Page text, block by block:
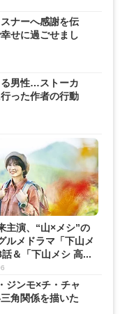
ナーへ感謝を伝
せに過ごせまし
男性…ストーカ
った作者の行動
主演、“山×メシ”の
ルメドラマ「下山メ
＆「下山メシ 高...
ジンモ×チ・チャ
角関係を描いた